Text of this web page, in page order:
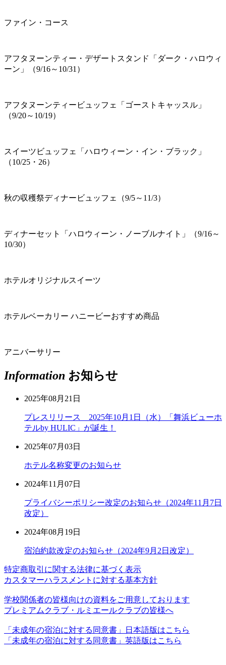
ファイン・コース
アフタヌーンティー・デザートスタンド「ダーク・ハロウィ
ーン」（9/16～10/31）
アフタヌーンティービュッフェ「ゴーストキャッスル」
（9/20～10/19）
スイーツビュッフェ「ハロウィーン・イン・ブラック」
（10/25・26）
秋の収穫祭ディナービュッフェ（9/5～11/3）
ディナーセット「ハロウィーン・ノーブルナイト」（9/16～
10/30）
ホテルオリジナルスイーツ
ホテルベーカリー ハニービーおすすめ商品
アニバーサリー
Information お知らせ
2025年08月21日
プレスリリース 2025年10月1日（水）「舞浜ビューホ
テルby HULIC」が誕生！
2025年07月03日
ホテル名称変更のお知らせ
2024年11月07日
プライバシーポリシー改定のお知らせ（2024年11月7日
改定）
2024年08月19日
宿泊約款改定のお知らせ（2024年9月2日改定）
特定商取引に関する法律に基づく表示
カスタマーハラスメントに対する基本方針
学校関係者の皆様向けの資料をご用意しております
プレミアムクラブ・ルミエールクラブの皆様へ
「未成年の宿泊に対する同意書」日本語版はこちら
「未成年の宿泊に対する同意書」英語版はこちら